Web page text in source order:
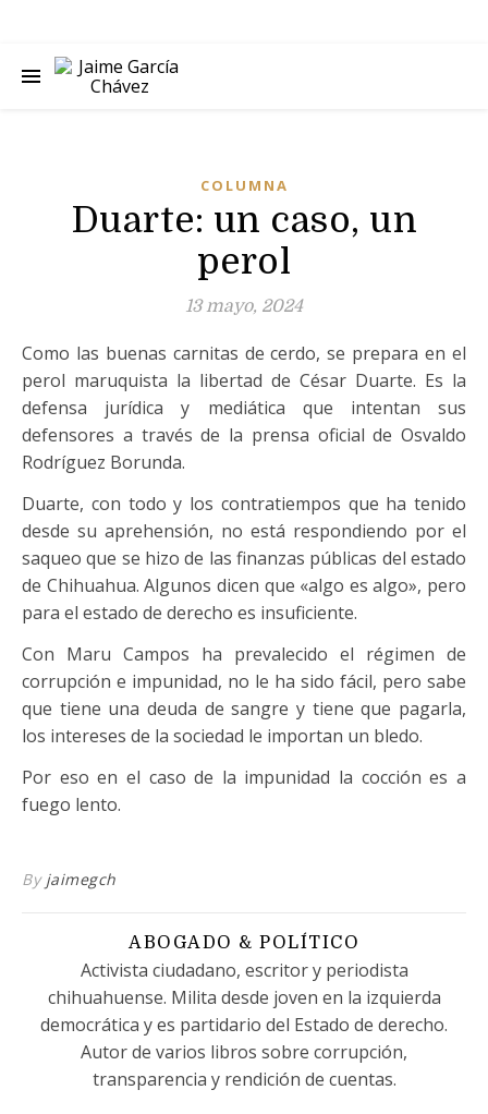
COLUMNA
Duarte: un caso, un
perol
13 mayo, 2024
Como las buenas carnitas de cerdo, se prepara en el
perol maruquista la libertad de César Duarte. Es la
defensa jurídica y mediática que intentan sus
defensores a través de la prensa oficial de Osvaldo
Rodríguez Borunda.
Duarte, con todo y los contratiempos que ha tenido
desde su aprehensión, no está respondiendo por el
saqueo que se hizo de las finanzas públicas del estado
de Chihuahua. Algunos dicen que «algo es algo», pero
para el estado de derecho es insuficiente.
Con Maru Campos ha prevalecido el régimen de
corrupción e impunidad, no le ha sido fácil, pero sabe
que tiene una deuda de sangre y tiene que pagarla,
los intereses de la sociedad le importan un bledo.
Por eso en el caso de la impunidad la cocción es a
fuego lento.
By jaimegch
ABOGADO & POLÍTICO
Activista ciudadano, escritor y periodista
chihuahuense. Milita desde joven en la izquierda
democrática y es partidario del Estado de derecho.
Autor de varios libros sobre corrupción,
transparencia y rendición de cuentas.